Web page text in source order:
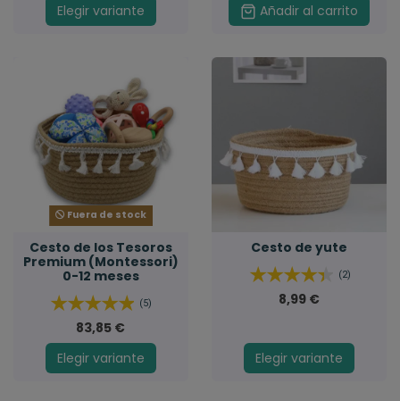
Elegir variante Añadir al carrito
Fuera de stock
Cesto de los Tesoros
Premium (Montessori)
0-12 meses
(5)
83,85 €
Elegir variante
Cesto de yute
(2)
8,99 €
Elegir variante